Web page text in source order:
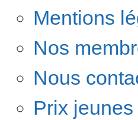
Mentions
Nos
Nous
Prix